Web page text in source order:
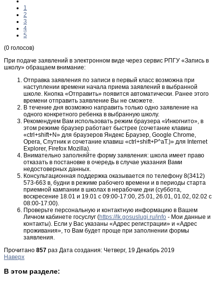
1
2
3
4
5
(0 голосов)
При подаче заявлений в электронном виде через сервис РПГУ «Запись в
школу» обращаем внимание:
Отправка заявления по записи в первый класс возможна при
наступлении времени начала приема заявлений в выбранной
школе. Кнопка «Отправить» появится автоматически. Ранее этого
времени отправить заявление Вы не сможете.
В течение дня возможно направить только одно заявление на
одного конкретного ребенка в выбранную школу.
Рекомендуем Вам использовать режим браузера «Инкогнито», в
этом режиме браузер работает быстрее (сочетание клавиш
«ctrl+shift+N» для браузеров Яндекс Браузер, Google Chrome,
Opera, Спутник и сочетание клавиш «ctrl+shift+P^aT.)» для Internet
Explorer, Firefox Mozilla).
Внимательно заполняйте форму заявления: школа имеет право
отказать в постановке в очередь в случае указания Вами
недостоверных данных.
Консультационная поддержка оказывается по телефону 8(3412)
573-663 в, будни в режиме рабочего времени и в периоды старта
приемной кампании в школах в нерабочие дни (суббота,
воскресение 18.01 и 19.01 с 09:00-17:00, 25.01, 26.01, 01.02, 02.02 с
08:00-17:00).
Проверьте персональную и контактную информацию в Вашем
Личном кабинете госуслуг (https://lk.gosuslugi.ru/info - Мои данные и
контакты). Если у Вас указаны «Адрес регистрации» и «Адрес
проживания», то Вам будет проще при заполнении формы
заявления.
Прочитано 857 раз Дата создания: Четверг, 19 Декабрь 2019
Наверх
В этом разделе: